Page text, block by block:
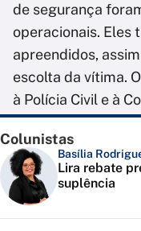
de segurança
operacionais. Eles
apreendidos,
escolta da vítima.
à Polícia Civil e à
Colunistas
Basília
Lira rebate
suplência